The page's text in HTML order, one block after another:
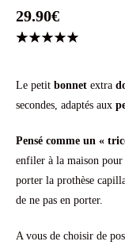
29.90€
basé
notation
Le petit bonnet extra
secondes, adaptés aux
Pensé comme un «
enfiler à la maison pour
porter la prothèse
de ne pas en porter.
A vous de choisir de